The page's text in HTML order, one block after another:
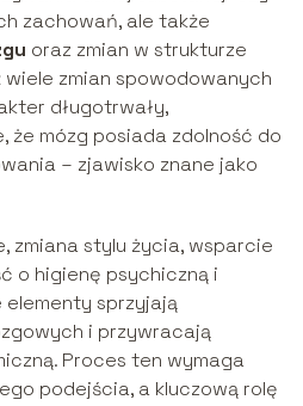
zachowań, ale także
oraz zmian w strukturze
wiele zmian spowodowanych
długotrwały,
że mózg posiada zdolność do
– zjawisko znane jako
zmiana stylu życia, wsparcie
o higienę psychiczną i
sprzyjają
i przywracają
Proces ten wymaga
podejścia, a kluczową rolę